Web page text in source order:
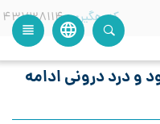
language
view_headline
کدرهگیری 43738114
و درد درونی ادامه